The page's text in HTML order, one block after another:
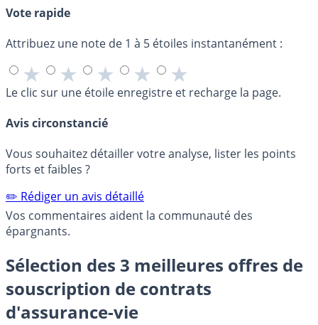
Vote rapide
Attribuez une note de 1 à 5 étoiles instantanément :
★ ★ ★ ★ ★
Le clic sur une étoile enregistre et recharge la page.
Avis circonstancié
Vous souhaitez détailler votre analyse, lister les points
forts et faibles ?
✏️ Rédiger un avis détaillé
Vos commentaires aident la communauté des
épargnants.
Sélection des 3 meilleures offres de
souscription de contrats
d'assurance-vie